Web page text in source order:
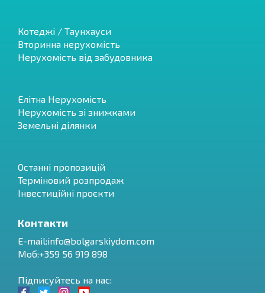
Котеджі / Таунхауси
Вторинна нерухомість
Нерухомість від забудовника
Елітна Нерухомість
Нерухомість зі знижками
Земельні ділянки
Останні пропозицій
Терміновий розпродаж
Інвестиційні проєкти
Контакти
E-mail:info@bolgarskiydom.com
Моб:+359 56 919 898
Підписуйтесь на нас: